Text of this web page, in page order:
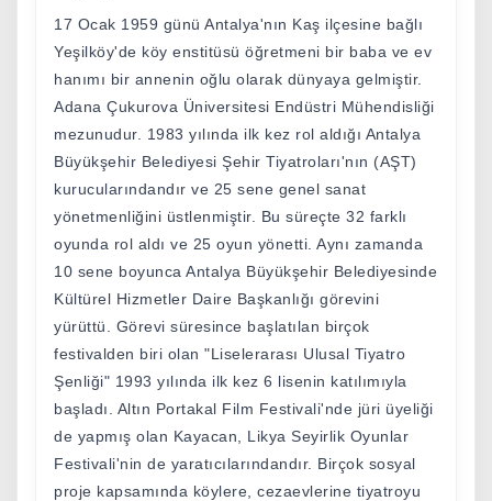
17 Ocak 1959 günü Antalya'nın Kaş ilçesine bağlı
Yeşilköy'de köy enstitüsü öğretmeni bir baba ve ev
hanımı bir annenin oğlu olarak dünyaya gelmiştir.
Adana Çukurova Üniversitesi Endüstri Mühendisliği
mezunudur. 1983 yılında ilk kez rol aldığı Antalya
Büyükşehir Belediyesi Şehir Tiyatroları'nın (AŞT)
kurucularındandır ve 25 sene genel sanat
yönetmenliğini üstlenmiştir. Bu süreçte 32 farklı
oyunda rol aldı ve 25 oyun yönetti. Aynı zamanda
10 sene boyunca Antalya Büyükşehir Belediyesinde
Kültürel Hizmetler Daire Başkanlığı görevini
yürüttü. Görevi süresince başlatılan birçok
festivalden biri olan "Liselerarası Ulusal Tiyatro
Şenliği" 1993 yılında ilk kez 6 lisenin katılımıyla
başladı. Altın Portakal Film Festivali'nde jüri üyeliği
de yapmış olan Kayacan, Likya Seyirlik Oyunlar
Festivali'nin de yaratıcılarındandır. Birçok sosyal
proje kapsamında köylere, cezaevlerine tiyatroyu